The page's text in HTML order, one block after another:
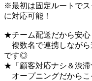
※最初は固定ルートでス
に対応可能！
★チーム配送だから安心
複数名で連携しながら
です◎
★「顧客対応ナシ＆渋滞
オープニングだからこ